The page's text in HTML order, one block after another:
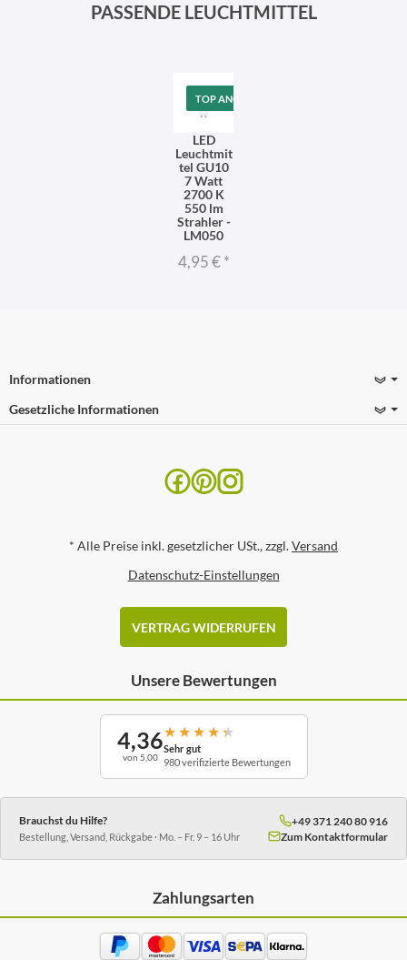
PASSENDE LEUCHTMITTEL
TOP ANGEBOT
LED
Leuchtmit
tel GU10
7 Watt
2700 K
550 lm
Strahler -
LM050
4,95 €*
Informationen
Gesetzliche Informationen
* Alle Preise inkl. gesetzlicher USt., zzgl.Versand
Datenschutz-Einstellungen
VERTRAG WIDERRUFEN
Unsere Bewertungen
4,36
von 5,00
★ ★ ★ ★ ★
Sehr gut
980 verifizierte Bewertungen
Brauchst du Hilfe?
Bestellung, Versand, Rückgabe · Mo. – Fr. 9 – 16 Uhr
+49 371 240 80 916
Zum Kontaktformular
Zahlungsarten